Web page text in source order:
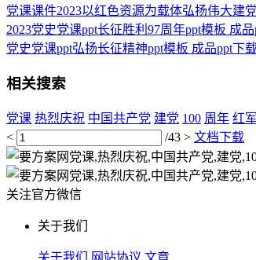
党课课件2023以红色资源为载体弘扬伟大建
2023党史党课ppt长征胜利97周年ppt模板 成
党史党课ppt弘扬长征精神ppt模板 成品ppt下
相关搜索
党课 热烈庆祝 中国共产党 建党 100 周年 红军
<
/43 > 文档下载
关注官方微信
关于我们
关于我们 网站协议 文章